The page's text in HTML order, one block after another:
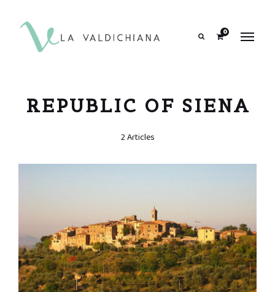
0
REPUBLIC OF SIENA
2 Articles